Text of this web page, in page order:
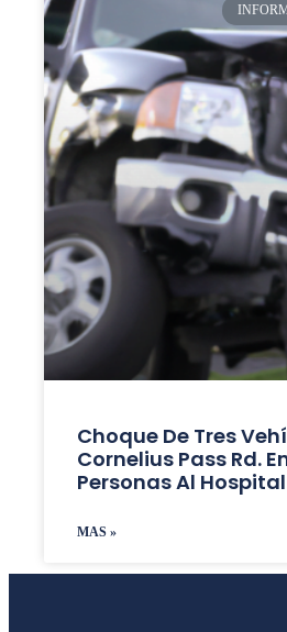
Choque De Tres
Cornelius Pass Rd.
Personas Al Hospital
MAS »